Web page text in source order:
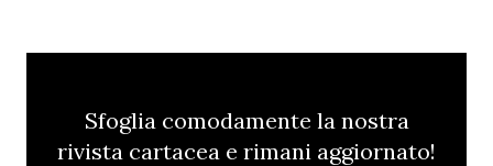
Sfoglia comodamente la nostra
rivista cartacea e rimani aggiornato!